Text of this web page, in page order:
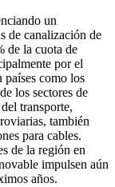
un
de canalización de
de la cuota de
por el
países como los
los sectores de
transporte,
también
para cables.
de la región en
impulsen aún
años.